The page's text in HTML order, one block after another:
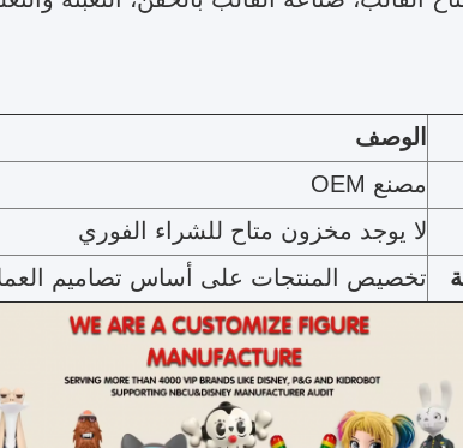
الوصف
مصنع OEM
لا يوجد مخزون متاح للشراء الفوري
تخصيص المنتجات على أساس تصاميم